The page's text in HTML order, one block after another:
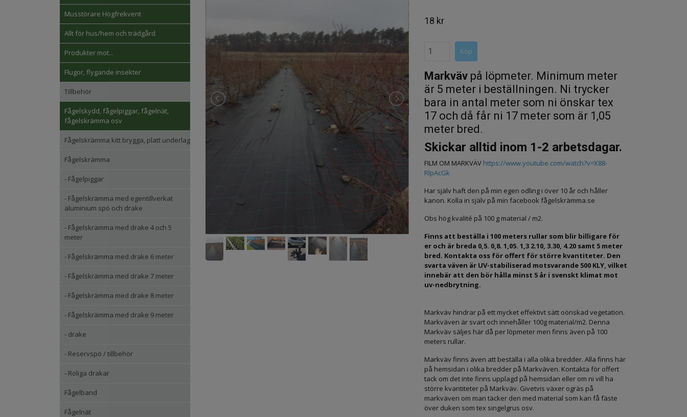
Musstörare Högfrekvent
Allt för hus/hem och trädgård
Produkter mot...
Flugor, flygande insekter
Tillbehör
Fågelskydd, fågelpiggar, fågelnät,
fågelskrämma osv
Fågelskrämma kitt brygga, platt underlag
Fågelskrämma
- Fågelpiggar
- Fågelskrämma med egentillverkat
aluminium spö och drake
- Fågelskrämma med drake 4 och 5
meter
- Fågelskrämma med drake 6 meter
- Fågelskrämma med drake 7 meter
- Fågelskrämma med drake 8 meter
- Fågelskrämma med drake 9 meter
- drake
- Reservspö / tillbehör
- Roliga drakar
Fågelband
Fågelnät
18 kr
Markvävpå löpmeter. Minimum meter
är 5 meter i beställningen. Ni trycker
bara in antal meter som ni önskar tex
17 och då får ni 17 meter som är 1,05
meter bred.
Skickar alltid inom 1-2 arbetsdagar.
FILM OM MARKVÄV https://www.youtube.com/watch?v=X88-
RlpAcGk
Har själv haft den på min egen odling i över 10 år och håller
kanon. Kolla in själv på min facebook fågelskrämma.se
Obs hög kvalité på 100 g material / m2.
Finns att beställa i 100 meters rullar som blir billigare för
er och är breda 0,5. 0,8. 1,05. 1,3 2.10, 3.30, 4.20 samt 5 meter
bred. Kontakta oss för offert för större kvantiteter. Den
svarta väven är UV-stabiliserad motsvarande 500 KLY, vilket
innebär att den bör hålla minst 5 år i svenskt klimat mot
uv-nedbrytning.
Markväv hindrar på ett mycket effektivt sätt oönskad vegetation.
Markväven är svart och innehåller 100g material/m2. Denna
Markväv säljes här då per löpmeter men finns även på 100
meters rullar.
Markväv finns även att beställa i alla olika bredder. Alla finns här
på hemsidan i olika bredder på Markväven. Kontakta för offert
tack om det inte finns upplagd på hemsidan eller om ni vill ha
större kvantiteter på Markväv. Givetvis växer ogräs på
markväven om man täcker den med material som kan få fäste
över duken som tex singelgrus osv.